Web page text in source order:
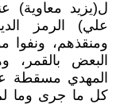
علي) الرمز
ومنقذهم، ونفوا
البعض
المهدي مسقطة
كل ما جرى وما